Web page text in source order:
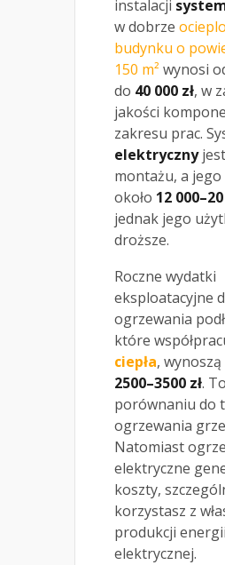
instalacji
w dobrze
budynku o
150 m² wynosi
do 40 000 zł, w
jakości
zakresu prac.
elektryczny
montażu, a
około 12
jednak jego
droższe.
Roczne wydatki
eksploatacyjne
ogrzewania
które
ciepła,
2500–3500 zł.
porównaniu do
ogrzewania
Natomiast
elektryczne
koszty,
korzystasz z
produkcji energii
elektrycznej.